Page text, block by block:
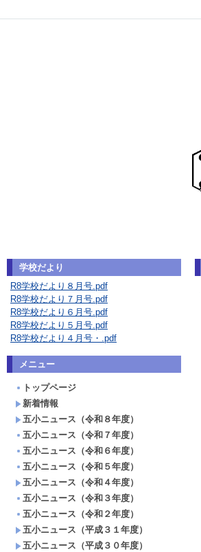
学校だより
R8学校だより８月号.pdf
R8学校だより７月号.pdf
R8学校だより６月号.pdf
R8学校だより５月号.pdf
R8学校だより４月号・.pdf
メニュー
トップページ
新着情報
五小ニュース（令和８年度）
五小ニュース（令和７年度）
五小ニュース（令和６年度）
五小ニュース（令和５年度）
五小ニュース（令和４年度）
五小ニュース（令和３年度）
五小ニュース（令和２年度）
五小ニュース（平成３１年度）
五小ニュース（平成３０年度）